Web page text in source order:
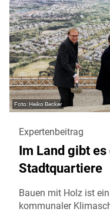
Heiko Becker
Expertenbeitrag
Im Land gibt
Stadtquartiere
Bauen mit Holz ist
kommunaler